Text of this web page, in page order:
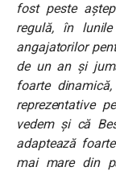
fost peste
regulă, în
angajatorilor
de un an și
foarte
reprezentative
vedem și că
adaptează
mai mare din